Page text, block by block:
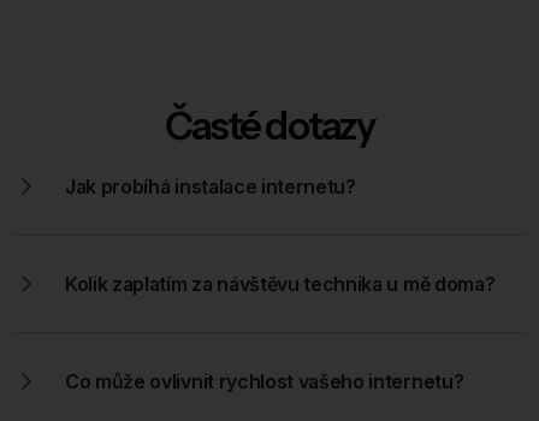
Časté dotazy
Jak probíhá instalace internetu?
Kolik zaplatím za návštěvu technika u mě doma?
Co může ovlivnit rychlost vašeho internetu?